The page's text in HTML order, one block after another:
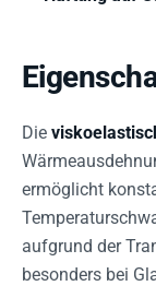
Die
ermöglicht
aufgrund der
besonders bei